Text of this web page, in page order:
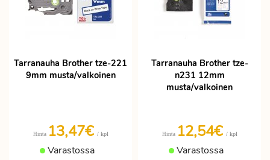
Tarranauha Brother tze-221
9mm musta/valkoinen
Hinta 13,47€ / kpl
Varastossa
Tarranauha Brother tze-
n231 12mm
musta/valkoinen
Hinta 12,54€ / kpl
Varastossa